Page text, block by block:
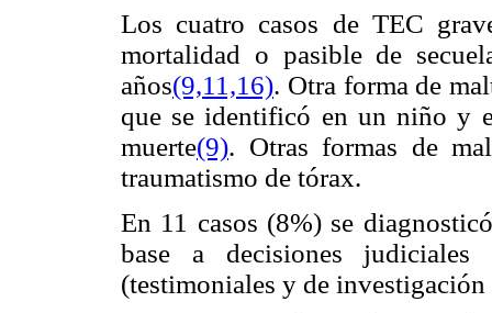
Los cuatro casos de TEC
mortalidad o pasible de
años(9,11,16). Otra forma de
que se identificó en un niño y
muerte(9). Otras formas de
traumatismo de tórax.
En 11 casos (8%) se
base a decisiones judiciales
(testimoniales y de